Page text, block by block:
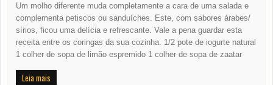
Um molho diferente muda completamente a cara de uma salada e
complementa petiscos ou sanduíches. Este, com sabores árabes/
sírios, ficou uma delícia e refrescante. Vale a pena guardar esta
receita entre os coringas da sua cozinha. 1/2 pote de iogurte natural
1 colher de sopa de limão espremido 1 colher de sopa de zaatar
Leia mais